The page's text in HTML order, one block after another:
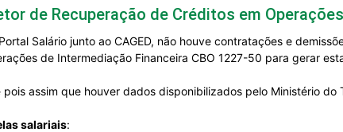
de Recuperação de Créditos em
Salário junto ao CAGED, não houve contratações e
de Intermediação Financeira CBO 1227-50 para gerar
assim que houver dados disponibilizados pelo Ministério do
salariais: